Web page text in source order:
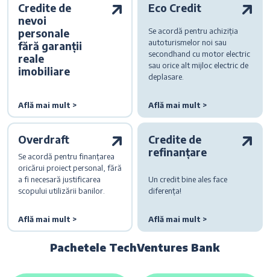
Credite de
nevoi
personale
fără garanții
reale
imobiliare
Află mai mult >
Eco Credit
Se acordă pentru achiziția
autoturismelor noi sau
secondhand cu motor electric
sau orice alt mijloc electric de
deplasare.
Află mai mult >
Overdraft
Se acordă pentru finanțarea
oricărui proiect personal, fără
a fi necesară justificarea
scopului utilizării banilor.
Află mai mult >
Credite de
refinanțare
Un credit bine ales face
diferența!
Află mai mult >
Pachetele TechVentures Bank